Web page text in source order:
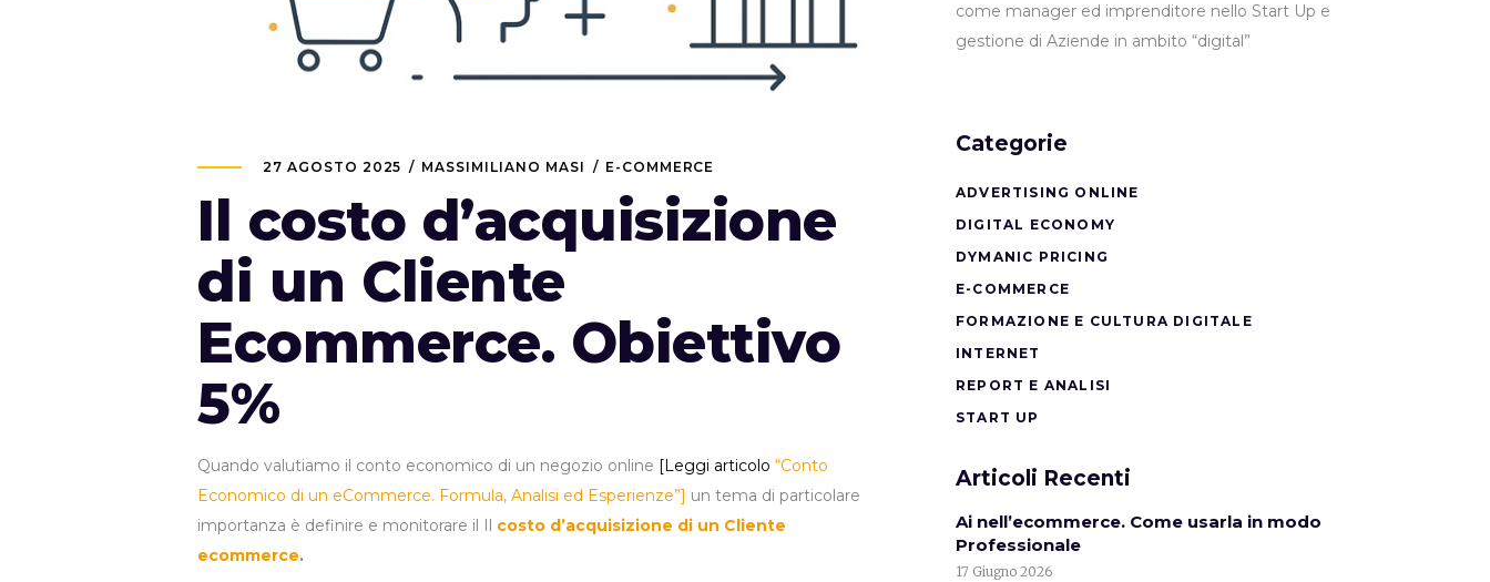
27 AGOSTO 2025 MASSIMILIANO MASI E-COMMERCE
Il costo d’acquisizione
di un Cliente
Ecommerce. Obiettivo
5%
Quando valutiamo il conto economico di un negozio online [Leggi articolo “Conto
Economico di un eCommerce. Formula, Analisi ed Esperienze”] un tema di particolare
importanza è definire e monitorare il Il costo d’acquisizione di un Cliente
ecommerce.
come manager ed imprenditore nello Start Up e
gestione di Aziende in ambito “digital”
Categorie
ADVERTISING ONLINE
DIGITAL ECONOMY
DYMANIC PRICING
E-COMMERCE
FORMAZIONE E CULTURA DIGITALE
INTERNET
REPORT E ANALISI
START UP
Articoli Recenti
Ai nell’ecommerce. Come usarla in modo
Professionale
17 Giugno 2026